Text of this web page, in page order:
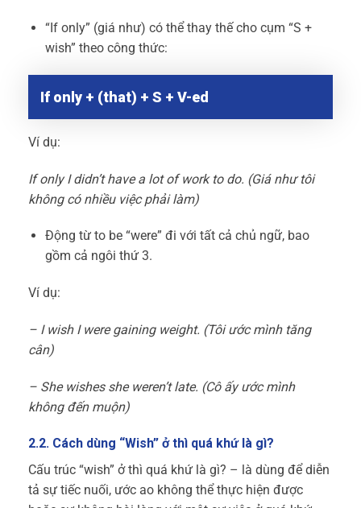
“If only” (giá như) có thể thay thế cho cụm “S +
wish” theo công thức:
If only + (that) + S + V-ed
Ví dụ:
If only I didn’t have a lot of work to do. (Giá như tôi
không có nhiều việc phải làm)
Động từ to be “were” đi với tất cả chủ ngữ, bao
gồm cả ngôi thứ 3.
Ví dụ:
– I wish I were gaining weight. (Tôi ước mình tăng
cân)
– She wishes she weren’t late. (Cô ấy ước mình
không đến muộn)
2.2. Cách dùng “Wish” ở thì quá khứ là gì?
Cấu trúc “wish” ở thì quá khứ là gì? – là dùng để diễn
tả sự tiếc nuối, ước ao không thể thực hiện được